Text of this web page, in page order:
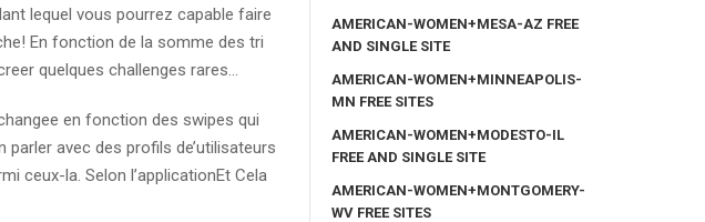
lequel vous pourrez capable faire
En fonction de la somme des tri
quelques challenges rares…
en fonction des swipes qui
parler avec des profils de’utilisateurs
ceux-la. Selon l’applicationEt Cela
AMERICAN-WOMEN+MESA-AZ FREE
AND SINGLE SITE
AMERICAN-WOMEN+MINNEAPOLIS-
MN FREE SITES
AMERICAN-WOMEN+MODESTO-IL
FREE AND SINGLE SITE
AMERICAN-WOMEN+MONTGOMERY-
WV FREE SITES